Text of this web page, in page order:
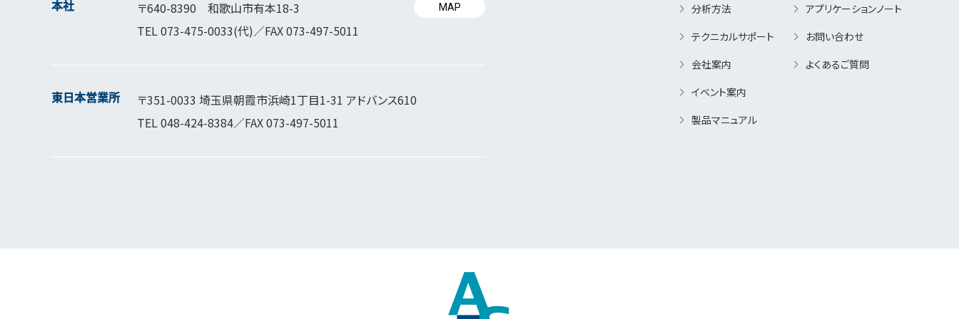
本社
〒640-8390 和歌山市有本18-3
TEL073-475-0033(代)／FAX 073-497-5011
MAP
東日本営業所
〒351-0033 埼玉県朝霞市浜崎1丁目1-31 アドバンス610
TEL048-424-8384／FAX 073-497-5011
分析方法
テクニカルサポート
会社案内
イベント案内
製品マニュアル
アプリケーションノート
お問い合わせ
よくあるご質問